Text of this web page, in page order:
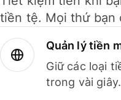
tiền tệ. Mọi thứ bạn
Quản lý tiền
Giữ các loại
trong vài giây.